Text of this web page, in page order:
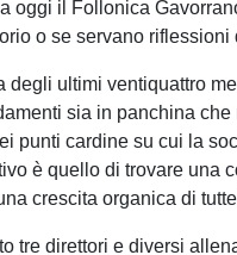
oggi il Follonica
o se servano riflessioni
degli ultimi ventiquattro
sia in panchina
punti cardine su cui la
è quello di trovare una
crescita organica di
tre direttori e diversi